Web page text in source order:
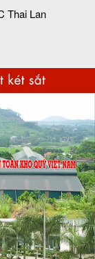
Thai Lan